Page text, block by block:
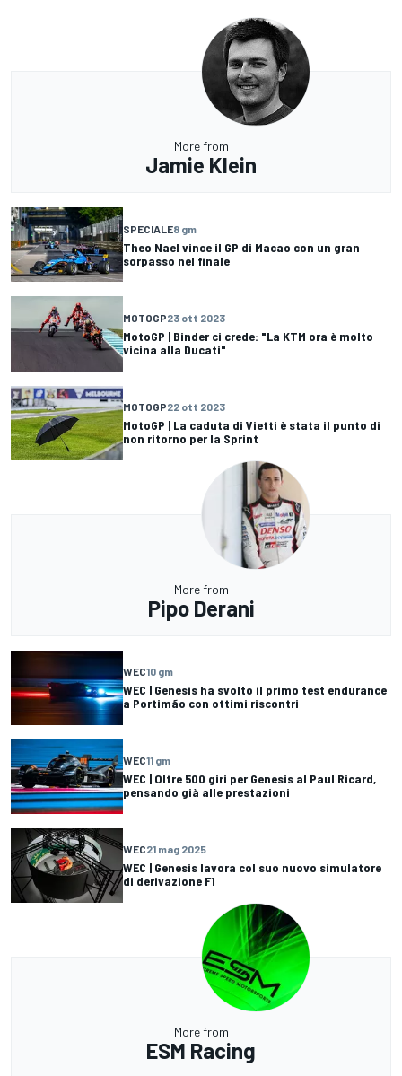
More from
Jamie Klein
SPECIALE8 gm
Theo Nael vince il GP di Macao con un gran
sorpasso nel finale
MOTOGP23 ott 2023
MotoGP | Binder ci crede: "La KTM ora è molto
vicina alla Ducati"
MOTOGP22 ott 2023
MotoGP | La caduta di Vietti è stata il punto di
non ritorno per la Sprint
More from
Pipo Derani
WEC10 gm
WEC | Genesis ha svolto il primo test endurance
a Portimão con ottimi riscontri
WEC11 gm
WEC | Oltre 500 giri per Genesis al Paul Ricard,
pensando già alle prestazioni
WEC21 mag 2025
WEC | Genesis lavora col suo nuovo simulatore
di derivazione F1
More from
ESM Racing